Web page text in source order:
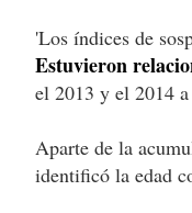
'Los índices de
Estuvieron
el 2013 y el 2014
Aparte de la
identificó la edad